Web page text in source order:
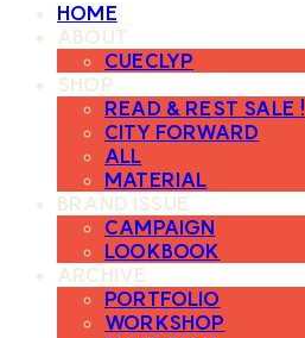
HOME
ABOUT
CUECLYP
SHOP
READ & REST SALE !
CITY FORWARD
ALL
MATERIAL
BRAND ISSUE
CAMPAIGN
LOOKBOOK
ARCHIVE
PORTFOLIO
WORKSHOP